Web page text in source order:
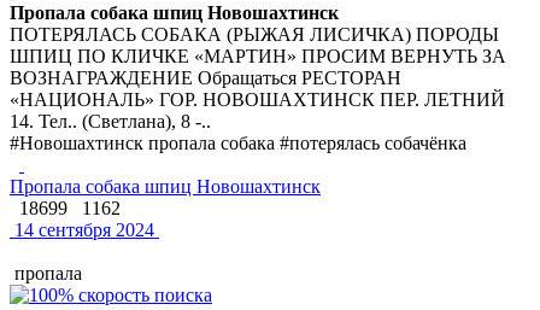
Пропала собака шпиц Новошахтинск
ПОТЕРЯЛАСЬ СОБАКА (РЫЖАЯ ЛИСИЧКА) ПОРОДЫ
ШПИЦ ПО КЛИЧКЕ «МАРТИН» ПРОСИМ ВЕРНУТЬ ЗА
ВОЗНАГРАЖДЕНИЕ Обращаться РЕСТОРАН
«НАЦИОНАЛЬ» ГОР. НОВОШАХТИНСК ПЕР. ЛЕТНИЙ
14. Тел.. (Светлана), 8 -..
#Новошахтинск пропала собака #потерялась собачёнка
Пропала собака шпиц Новошахтинск
18699
1162
14 сентября 2024
пропала